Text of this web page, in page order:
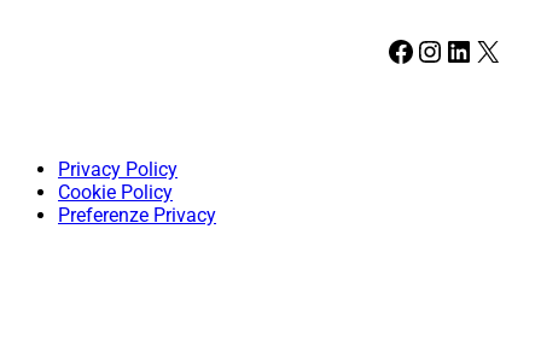
Facebook Instagram LinkedIn X
Privacy Policy
Cookie Policy
Preferenze Privacy